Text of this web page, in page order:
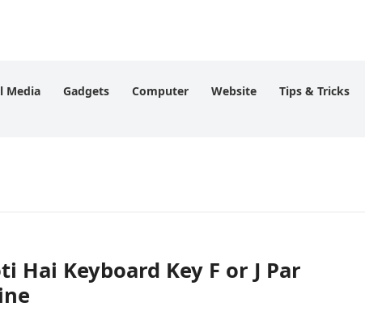
Media Gadgets Computer Website Tips & Tricks
Hai Keyboard Key F or J Par